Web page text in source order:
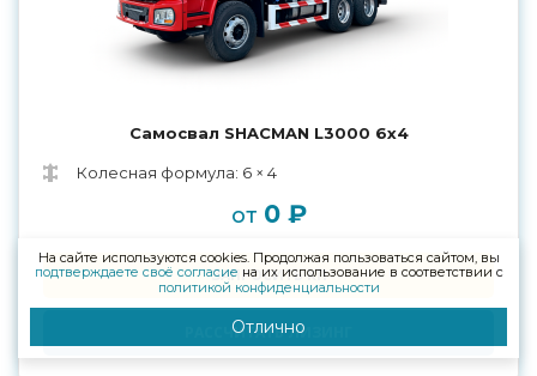
Самосвал SHACMAN L3000 6x4
Колесная формула: 6 × 4
от 0 ₽
ЗАПРОСИТЬ КП
РАССЧИТАТЬ ЛИЗИНГ
На сайте используются cookies. Продолжая пользоваться сайтом, вы
подтверждаете своё согласие на их использование в соответствии с
политикой конфиденциальности
Отлично